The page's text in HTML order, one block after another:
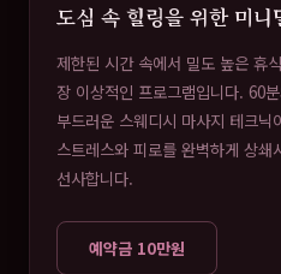
도심 속 힐링을 위한 미니
제한된 시간 속에서 밀도 높은 휴
장 이상적인 프로그램입니다. 60
부드러운 스웨디시 마사지 테크닉
스트레스와 피로를 완벽하게 상
선사합니다.
예약금 10만원